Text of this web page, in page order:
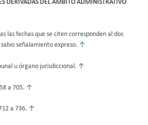
DERIVADAS DEL ÁMBITO ADMINISTRATIVO
las fechas que se citen corresponden al dos
señalamiento expreso. ↑
u órgano jurisdiccional. ↑
a 705. ↑
a 736. ↑